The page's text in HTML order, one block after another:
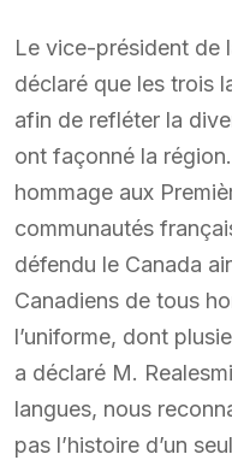
Le vice-président de
déclaré que les trois
afin de refléter la
ont façonné la
hommage aux
communautés
défendu le Canada
Canadiens de tous
l’uniforme, dont
a déclaré M.
langues, nous
pas l’histoire d’un